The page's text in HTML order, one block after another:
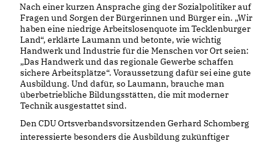
Nach einer kurzen Ansprache ging der Sozialpolitiker auf
Fragen und Sorgen der Bürgerinnen und Bürger ein. „Wir
haben eine niedrige Arbeitslosenquote im Tecklenburger
Land“, erklärte Laumann und betonte, wie wichtig
Handwerk und Industrie für die Menschen vor Ort seien:
Das Handwerk und das regionale Gewerbe schaffen
sichere Arbeitsplätze“. Voraussetzung dafür sei eine gute
Ausbildung. Und dafür, so Laumann, brauche man
überbetriebliche Bildungsstätten, die mit moderner
Technik ausgestattet sind.
Den CDU Ortsverbandsvorsitzenden Gerhard Schomberg
interessierte besonders die Ausbildung zukünftiger